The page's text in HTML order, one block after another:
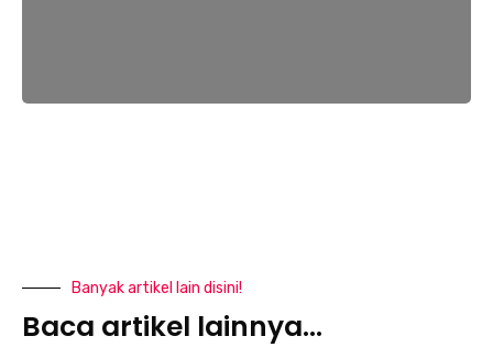
Banyak artikel lain disini!
Baca artikel lainnya...